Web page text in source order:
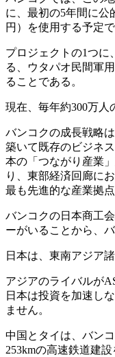
に、最初の5年間に公
円）を使用する予定で
プロジェクトの1つに
る、ウタパオ民間軍
ることである。
現在、毎年約300万人
バンコクの成長戦略
築いて既存のビジネ
本の「つながり産業
り、東部経済回廊に
最も先進的な産業拠
バンコクの日本商工
ーがいることから、
日本は、東南アジア
アジアのライバルが
日本は投資を加速し
ません。
中国とタイは、バン
253kmの高速鉄道建